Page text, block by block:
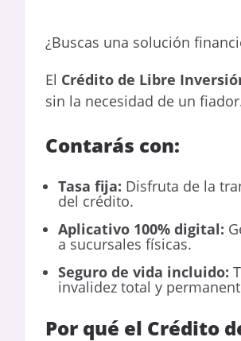
¿Buscas una solución
El Crédito de Libre
sin la necesidad de un
Contarás con:
Tasa fija: Disfruta de la
del crédito.
Aplicativo 100% digital:
a sucursales físicas.
Seguro de vida incluido:
invalidez total y
Por qué el Crédito